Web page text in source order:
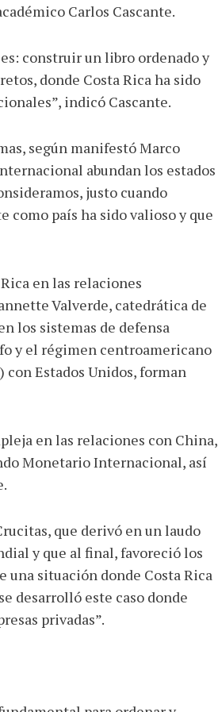
Carlos Cascante.
construir un libro ordenado y
donde Costa Rica ha sido
indicó Cascante.
según manifestó Marco
abundan los estados
justo cuando
como país ha sido valioso y que
en las relaciones
Valverde, catedrática de
los sistemas de defensa
y el régimen centroamericano
Estados Unidos, forman
en las relaciones con China,
Monetario Internacional, así
que derivó en un laudo
y que al final, favoreció los
una situación donde Costa Rica
desarrolló este caso donde
privadas”.